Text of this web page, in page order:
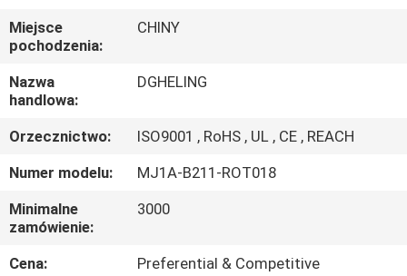
NAS
WYCIECZKA
PO
FABRYCE
KONTROLA
JAKOŚCI
Miejsce
pochodzenia:
CHINY
Nazwa
handlowa:
DGHELING
Orzecznictwo:
ISO9001 , RoHS , UL , CE , REACH
Numer modelu:
MJ1A-B211-ROT018
Minimalne
zamówienie:
3000
Cena:
Preferential & Competitive